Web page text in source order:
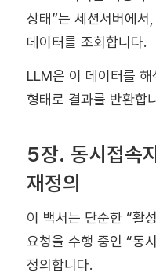
상태”는 세션서버에서
데이터를 조회합니다.
LLM은 이 데이터를
형태로 결과를 반환합
5장. 동시접속
재정의
이 백서는 단순한 “활
요청을 수행 중인 “동
정의합니다.